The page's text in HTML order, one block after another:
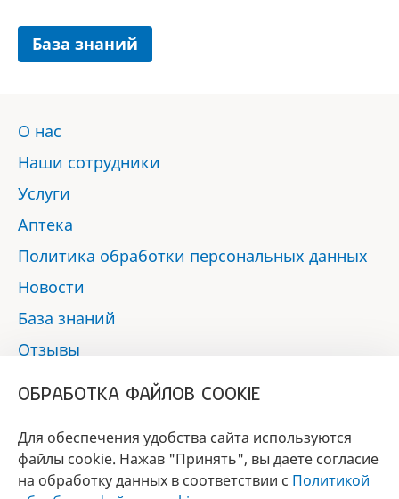
База знаний
О нас
Наши сотрудники
Услуги
Аптека
Политика обработки персональных данных
Новости
База знаний
Отзывы
БРЕНД
ОБРАБОТКА ФАЙЛОВ COOKIE
Для обеспечения удобства сайта используются
файлы cookie. Нажав "Принять", вы даете согласие
на обработку данных в соответствии с Политикой